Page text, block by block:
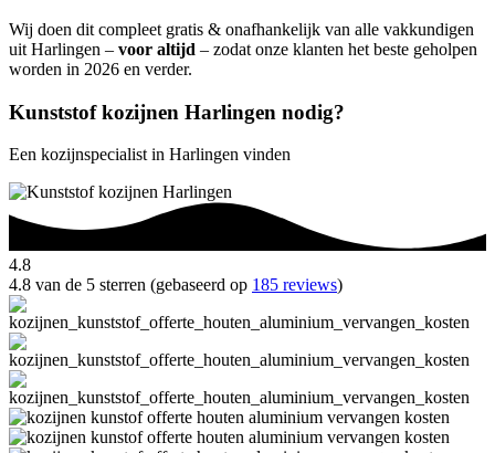
Wij doen dit compleet gratis & onafhankelijk van alle vakkundigen
uit Harlingen – voor altijd – zodat onze klanten het beste geholpen
worden in 2026 en verder.
Kunststof kozijnen Harlingen nodig?
Een kozijnspecialist in Harlingen vinden
4.8
4.8 van de 5 sterren (gebaseerd op 185 reviews)